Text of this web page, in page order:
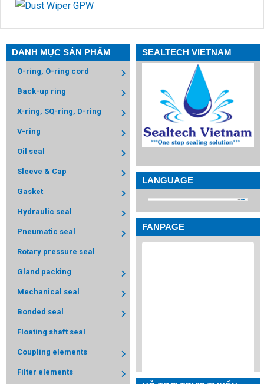
DANH MỤC SẢN PHẨM
O-ring, O-ring cord
Back-up ring
X-ring, SQ-ring, D-ring
V-ring
Oil seal
Sleeve & Cap
Gasket
Hydraulic seal
Pneumatic seal
Rotary pressure seal
Gland packing
Mechanical seal
Bonded seal
Floating shaft seal
Coupling elements
Filter elements
SEALTECH VIETNAM
LANGUAGE
FANPAGE